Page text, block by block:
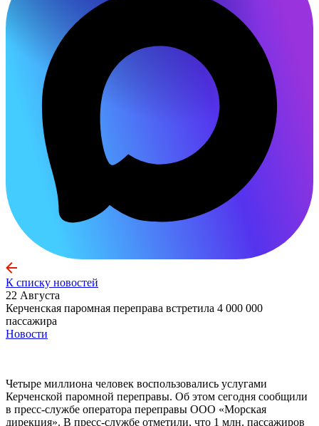
К списку новостей
22 Августа
Керченская паромная переправа встретила 4 000 000
пассажира
Новости
Четыре миллиона человек воспользовались услугами
Керченской паромной переправы. Об этом сегодня сообщили
в пресс-службе оператора переправы ООО «Морская
дирекция». В пресс-службе отметили, что 1 млн. пассажиров